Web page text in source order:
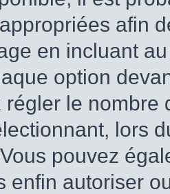
afin
en incluant
option
le nombre
lors
pouvez
enfin autoriser